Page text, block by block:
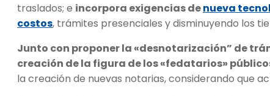
traslados; e incorpora exigencias denueva
costos, trámites presenciales y disminuyendo los
Junto con proponer la «desnotarización” de
creación de la figura de los «fedatarios»
la creación de nuevas notarias, considerando que